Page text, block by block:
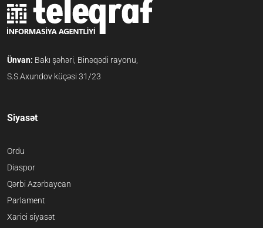
Ünvan: Bakı şəhəri, Binəqədi rayonu,
S.S.Axundov küçəsi 31/23
Siyasət
Ordu
Diaspor
Qərbi Azərbaycan
Parlament
Xarici siyasət